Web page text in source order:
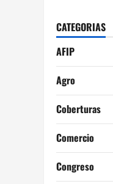
CATEGORIAS
AFIP
Agro
Coberturas
Comercio
Congreso